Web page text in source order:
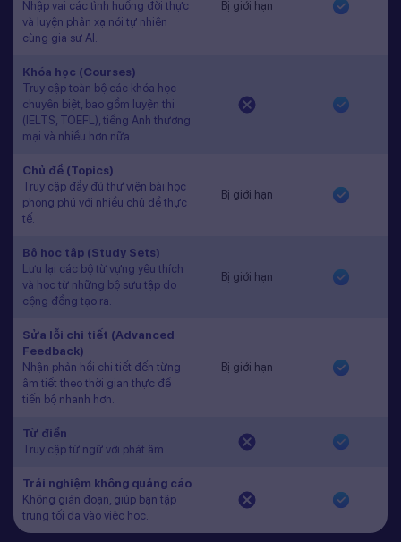
Nhập vai các tình huống đời thực
và luyện phản xạ nói tự nhiên
cùng gia sư AI.
Bị giới hạn
Khóa học (Courses)
Truy cập toàn bộ các khóa học
chuyên biệt, bao gồm luyện thi
(IELTS, TOEFL), tiếng Anh thương
mại và nhiều hơn nữa.
Chủ đề (Topics)
Truy cập đầy đủ thư viện bài học
phong phú với nhiều chủ đề thực
tế.
Bị giới hạn
Bộ học tập (Study Sets)
Lưu lại các bộ từ vựng yêu thích
và học từ những bộ sưu tập do
cộng đồng tạo ra.
Bị giới hạn
Sửa lỗi chi tiết (Advanced
Feedback)
Nhận phản hồi chi tiết đến từng
âm tiết theo thời gian thực để
tiến bộ nhanh hơn.
Bị giới hạn
Từ điển
Truy cập từ ngữ với phát âm
Trải nghiệm không quảng cáo
Không gián đoạn, giúp bạn tập
trung tối đa vào việc học.